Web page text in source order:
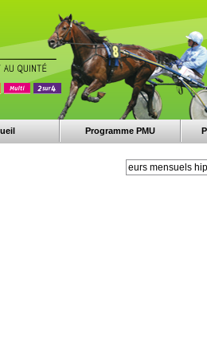
Programme PMU